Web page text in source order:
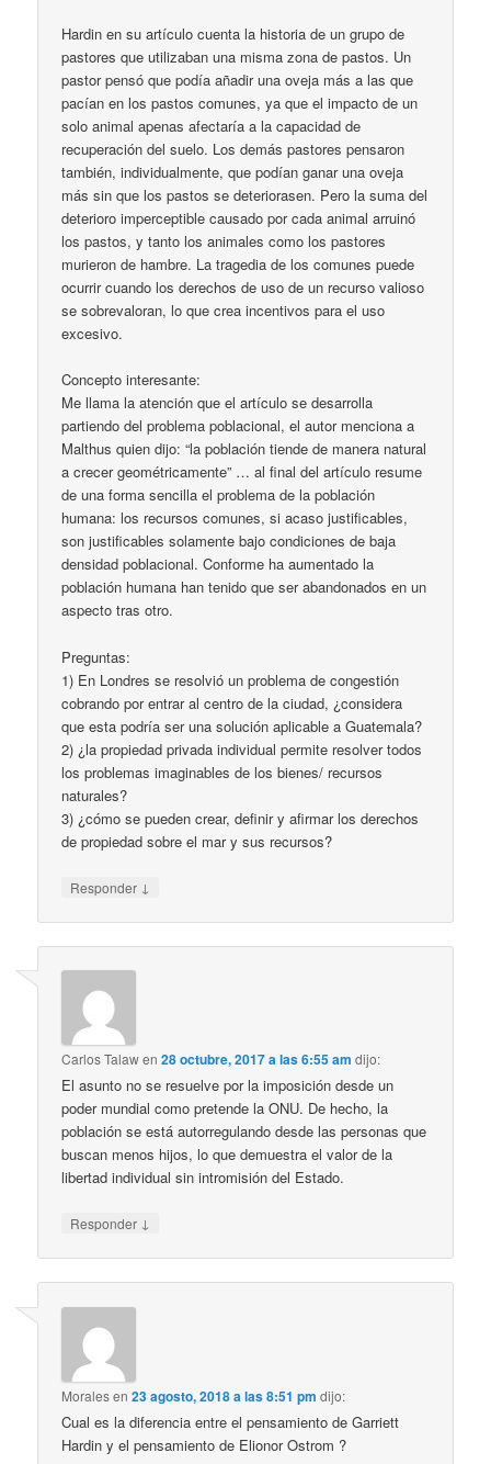
Hardin en su artículo cuenta la historia de un grupo de
pastores que utilizaban una misma zona de pastos. Un
pastor pensó que podía añadir una oveja más a las que
pacían en los pastos comunes, ya que el impacto de un
solo animal apenas afectaría a la capacidad de
recuperación del suelo. Los demás pastores pensaron
también, individualmente, que podían ganar una oveja
más sin que los pastos se deteriorasen. Pero la suma del
deterioro imperceptible causado por cada animal arruinó
los pastos, y tanto los animales como los pastores
murieron de hambre. La tragedia de los comunes puede
ocurrir cuando los derechos de uso de un recurso valioso
se sobrevaloran, lo que crea incentivos para el uso
excesivo.
Concepto interesante:
Me llama la atención que el artículo se desarrolla
partiendo del problema poblacional, el autor menciona a
Malthus quien dijo: “la población tiende de manera natural
a crecer geométricamente” … al final del artículo resume
de una forma sencilla el problema de la población
humana: los recursos comunes, si acaso justificables,
son justificables solamente bajo condiciones de baja
densidad poblacional. Conforme ha aumentado la
población humana han tenido que ser abandonados en un
aspecto tras otro.
Preguntas:
1) En Londres se resolvió un problema de congestión
cobrando por entrar al centro de la ciudad, ¿considera
que esta podría ser una solución aplicable a Guatemala?
2) ¿la propiedad privada individual permite resolver todos
los problemas imaginables de los bienes/ recursos
naturales?
3) ¿cómo se pueden crear, definir y afirmar los derechos
de propiedad sobre el mar y sus recursos?
Responder ↓
Carlos Talawen28 octubre, 2017 a las 6:55 am dijo:
El asunto no se resuelve por la imposición desde un
poder mundial como pretende la ONU. De hecho, la
población se está autorregulando desde las personas que
buscan menos hijos, lo que demuestra el valor de la
libertad individual sin intromisión del Estado.
Responder ↓
Moralesen23 agosto, 2018 a las 8:51 pm dijo:
Cual es la diferencia entre el pensamiento de Garriett
Hardin y el pensamiento de Elionor Ostrom ?